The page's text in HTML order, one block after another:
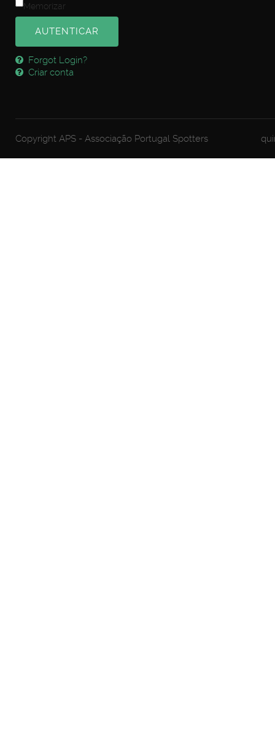
Memorizar
AUTENTICAR
Forgot Login?
Criar conta
Copyright APS - Associação Portugal Spotters